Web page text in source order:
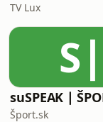
TV Lux
S∣
suSPEAK ∣
Šport.sk